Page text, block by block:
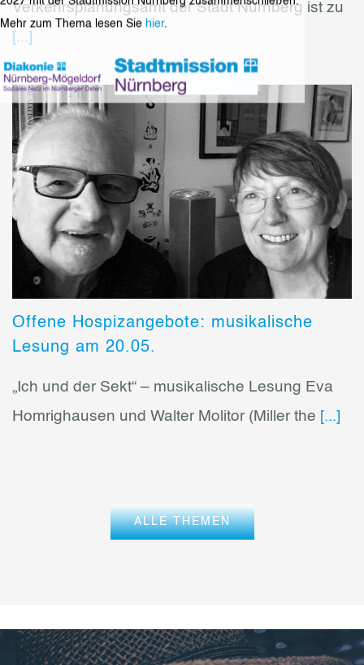
Verkehrsplanungsamt der Stadt Nürnberg ist zu
[...]
Offene Hospizangebote: musikalische
Lesung am 20.05.
„Ich und der Sekt“ – musikalische Lesung Eva
Homrighausen und Walter Molitor (Miller the [...]
ALLE THEMEN
Mehr zum Thema lesen Sie hier.